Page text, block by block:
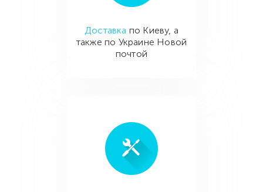
Доставка по Киеву, а
также по Украине Новой
почтой